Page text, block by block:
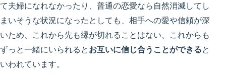
て夫婦になれなかったり、普通の恋愛なら自然消滅してし
まいそうな状況になったとしても、相手への愛や信頼が深
いため、これから先も縁が切れることはない、これからも
ずっと一緒にいられると お互いに信じ合うことができると
いわれています。